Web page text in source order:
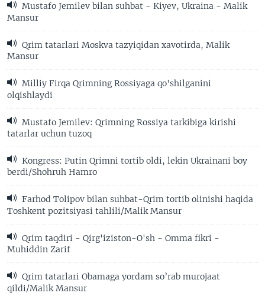
Mustafo Jemilev bilan suhbat - Kiyev, Ukraina - Malik
Mansur
Qrim tatarlari Moskva tazyiqidan xavotirda, Malik
Mansur
Milliy Firqa Qrimning Rossiyaga qo'shilganini
olqishlaydi
Mustafo Jemilev: Qrimning Rossiya tarkibiga kirishi
tatarlar uchun tuzoq
Kongress: Putin Qrimni tortib oldi, lekin Ukrainani boy
berdi/Shohruh Hamro
Farhod Tolipov bilan suhbat-Qrim tortib olinishi haqida
Toshkent pozitsiyasi tahlili/Malik Mansur
Qrim taqdiri - Qirg'iziston-O'sh - Omma fikri -
Muhiddin Zarif
Qrim tatarlari Obamaga yordam so’rab murojaat
qildi/Malik Mansur